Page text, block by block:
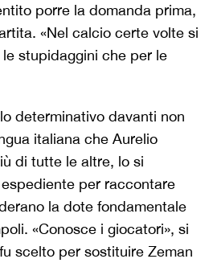
porre la domanda prima,
«Nel calcio certe volte si
stupidaggini che per le
determinativo davanti non
italiana che Aurelio
di tutte le altre, lo si
per raccontare
la dote fondamentale
«Conosce i giocatori», si
scelto per sostituire Zeman